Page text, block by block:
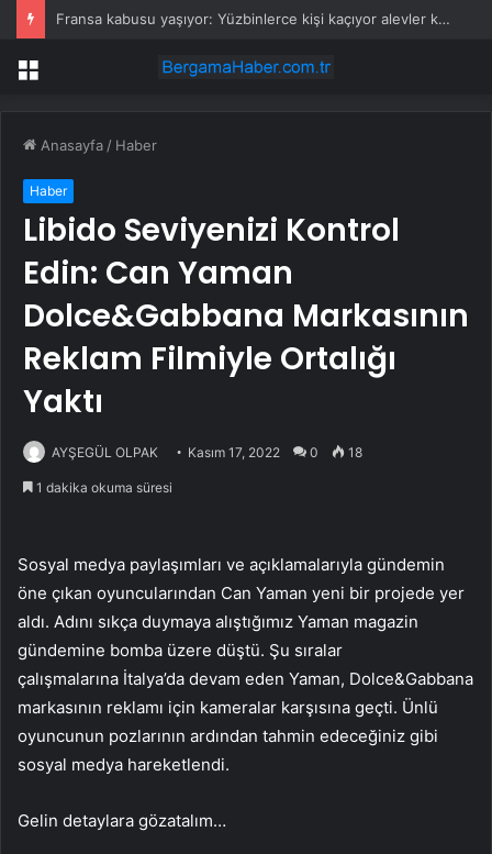
Fransa kabusu yaşıyor: Yüzbinlerce kişi kaçıyor alevler kovalıyor
Menü
Anasayfa / Haber
Haber
Libido Seviyenizi Kontrol
Edin: Can Yaman
Dolce&Gabbana Markasının
Reklam Filmiyle Ortalığı
Yaktı
AYŞEGÜL OLPAK Kasım 17, 2022 0 18
1 dakika okuma süresi
Sosyal medya paylaşımları ve açıklamalarıyla gündemin
öne çıkan oyuncularından Can Yaman yeni bir projede yer
aldı. Adını sıkça duymaya alıştığımız Yaman magazin
gündemine bomba üzere düştü. Şu sıralar
çalışmalarına İtalya’da devam eden Yaman, Dolce&Gabbana
markasının reklamı için kameralar karşısına geçti. Ünlü
oyuncunun pozlarının ardından tahmin edeceğiniz gibi
sosyal medya hareketlendi.
Gelin detaylara gözatalım…